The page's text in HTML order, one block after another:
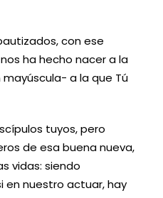
con ese
ha hecho nacer a la
a la que Tú
tuyos, pero
de esa buena nueva,
vidas: siendo
en nuestro actuar, hay